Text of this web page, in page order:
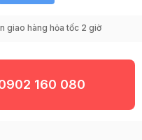
giao hàng hỏa tốc 2 giờ
160 080